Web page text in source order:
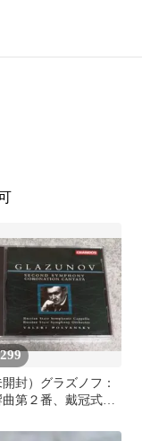
開封）グラズノフ：
第２番、戴冠式カ